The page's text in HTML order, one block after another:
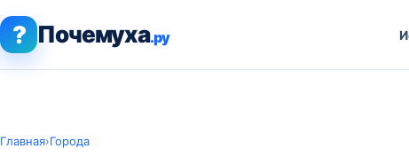
? Почемуха.ру
Главная›Города